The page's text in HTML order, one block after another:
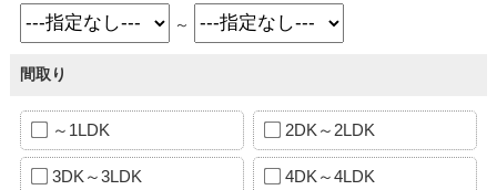
～
間取り
～1LDK 2DK～2LDK
3DK～3LDK 4DK～4LDK